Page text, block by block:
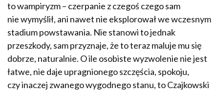
to wampiryzm – czerpanie z czegoś czego sam
nie wymyślił, ani nawet nie eksplorował we wczesnym
stadium powstawania. Nie stanowi to jednak
przeszkody, sam przyznaje, że to teraz maluje mu się
dobrze, naturalnie. O ile osobiste wyzwolenie nie jest
łatwe, nie daje upragnionego szczęścia, spokoju,
czy inaczej zwanego wygodnego stanu, to Czajkowski